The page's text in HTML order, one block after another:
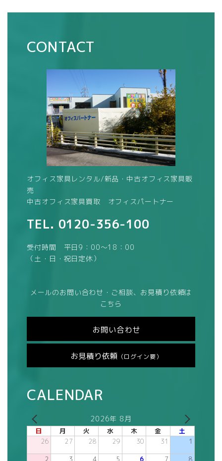
CONTACT
オフィス家具レンタル/新品・中古オフィス家具販
売
中古オフィス家具買取 オフィスパートナー
TEL. 0120-356-100
受付時間 平日9：00～18：00
（土・日・祝日定休）
メールのお問い合わせ・ご相談、お見積り依頼は
こちら
お問い合わせ
お見積り依頼 （ログイン要）
CALENDAR
2026年 8月
日 月 火 水 木 金 土
26 27 28 29 30 31 1
2 3 4 5 6 7 8